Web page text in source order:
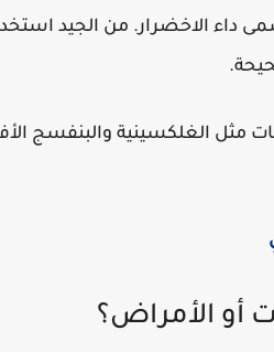
داء الاخضرار. من الجيد
مثل الغلكسينية والبنفسج
أو الأمراض؟